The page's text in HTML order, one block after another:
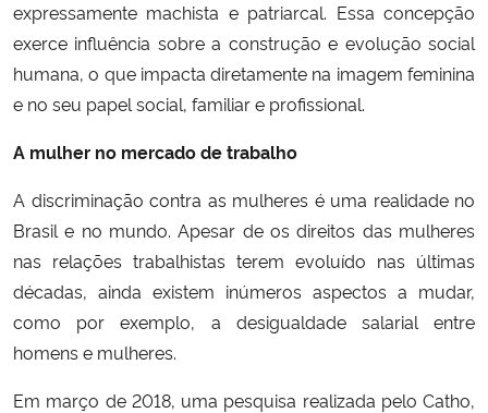
expressamente machista e patriarcal. Essa concepção
exerce influência sobre a construção e evolução social
humana, o que impacta diretamente na imagem feminina
e no seu papel social, familiar e profissional.
A mulher no mercado de trabalho
A discriminação contra as mulheres é uma realidade no
Brasil e no mundo. Apesar de os direitos das mulheres
nas relações trabalhistas terem evoluído nas últimas
décadas, ainda existem inúmeros aspectos a mudar,
como por exemplo, a desigualdade salarial entre
homens e mulheres.
Em março de 2018, uma pesquisa realizada pelo Catho,